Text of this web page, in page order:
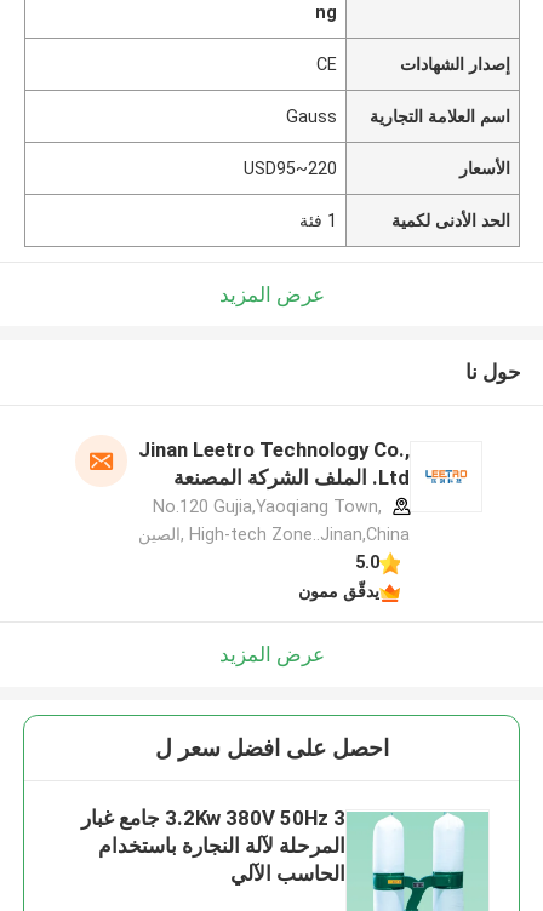
ng
إصدار الشهادات CE
اسم العلامة التجارية Gauss
الأسعار USD95~220
الحد الأدنى لكمية 1 فئة
عرض المزيد
حول نا
Jinan Leetro Technology Co.,
Ltd. الملف الشركة المصنعة
No.120 Gujia,Yaoqiang Town,
High-tech Zone..Jinan,China ,الصين
5.0
يدقّق ممون
عرض المزيد
احصل على افضل سعر ل
3.2Kw 380V 50Hz 3 جامع غبار
المرحلة لآلة النجارة باستخدام
الحاسب الآلي